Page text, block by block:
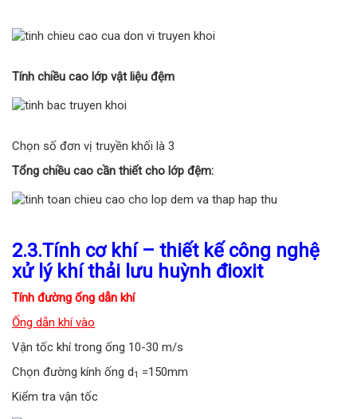
Tính chiều cao lớp vật liệu đệm
Chọn số đơn vị truyền khối là 3
Tổng chiều cao cần thiết cho lớp đệm:
2.3.Tính cơ khí – thiết kế công nghệ
xử lý khí thải lưu huỳnh đioxit
Tính đường ống dẫn khí
Ống dẫn khí vào
Vận tốc khí trong ống 10-30 m/s
Chọn đường kính ống d1
=150mm
Kiểm tra vận tốc